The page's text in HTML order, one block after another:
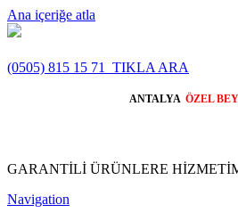
Ana içeriğe atla
(0505) 815 15 71 TIKLA ARA
ANTALYA ÖZEL
GARANTİLİ ÜRÜNLERE
Navigation